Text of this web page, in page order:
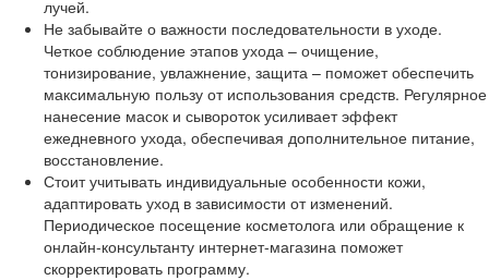
лучей.
Не забывайте о важности последовательности в уходе.
Четкое соблюдение этапов ухода – очищение,
тонизирование, увлажнение, защита – поможет обеспечить
максимальную пользу от использования средств. Регулярное
нанесение масок и сывороток усиливает эффект
ежедневного ухода, обеспечивая дополнительное питание,
восстановление.
Стоит учитывать индивидуальные особенности кожи,
адаптировать уход в зависимости от изменений.
Периодическое посещение косметолога или обращение к
онлайн-консультанту интернет-магазина поможет
скорректировать программу.